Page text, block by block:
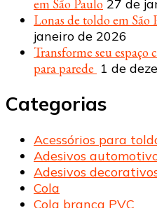
em São Paulo 27 de
Lonas de toldo em São
janeiro de 2026
Transforme seu espaço
para parede 1 de
Categorias
Acessórios para
Adesivos
Adesivos
Cola
Cola branca PVC